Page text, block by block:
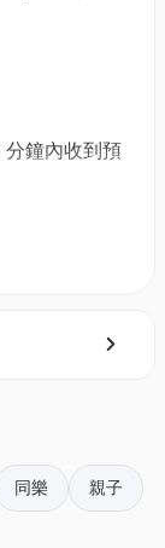
菜、甜品、
分鐘內收到預
址。
，並以
份活動設
怎樣辦？
同樂 親子